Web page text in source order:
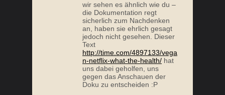
wir sehen es ähnlich wie du –
die Dokumentation regt
sicherlich zum Nachdenken
an, haben sie ehrlich gesagt
jedoch nicht gesehen. Dieser
Text
http://time.com/4897133/vega
n-netflix-what-the-health/ hat
uns dabei geholfen, uns
gegen das Anschauen der
Doku zu entscheiden :P